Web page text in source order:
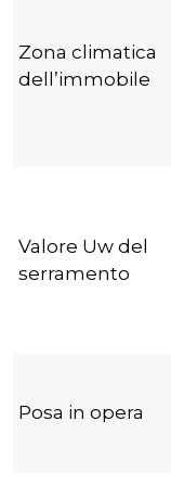
Zona climatica
dell’immobile
Valore Uw del
serramento
Posa in opera